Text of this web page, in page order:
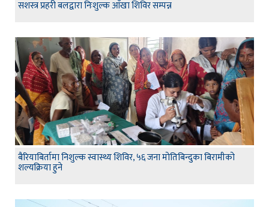
सशस्त्र प्रहरी बलद्वारा निःशुल्क आँखा शिविर सम्पन्न
बैरियाबिर्तामा निशुल्क स्वास्थ्य शिविर, ५६ जना मोतिबिन्दुका बिरामीको
शल्यक्रिया हुने